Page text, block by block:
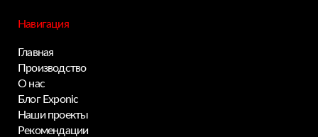
Навигация
Главная
Производство
О нас
Блог Exponic
Наши проекты
Рекомендации